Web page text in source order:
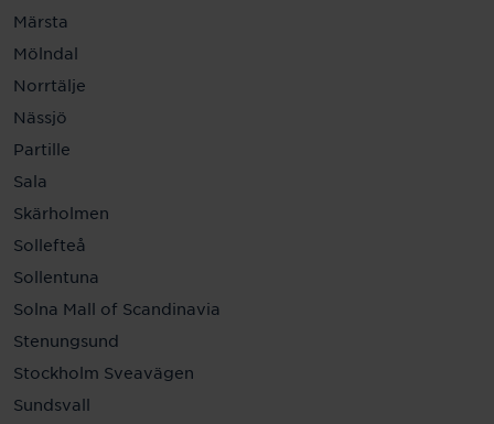
Märsta
Mölndal
Norrtälje
Nässjö
Partille
Sala
Skärholmen
Sollefteå
Sollentuna
Solna Mall of Scandinavia
Stenungsund
Stockholm Sveavägen
Sundsvall